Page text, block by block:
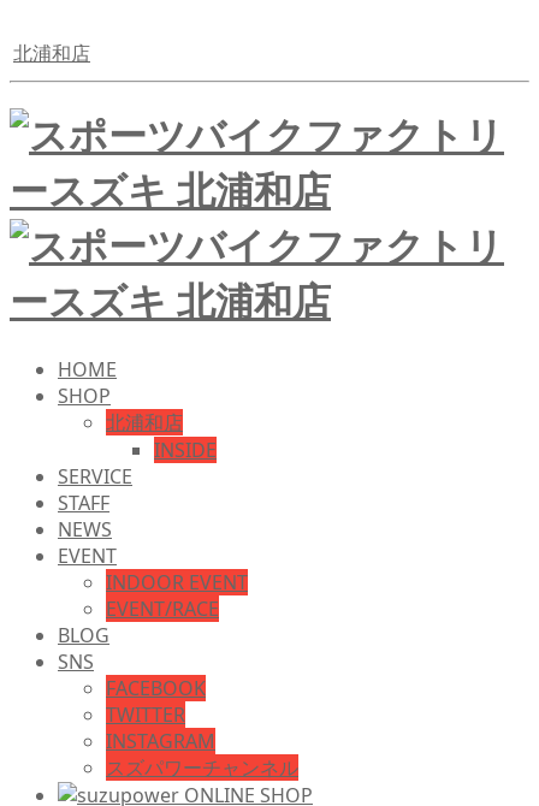
北浦和店
HOME
SHOP
北浦和店
INSIDE
SERVICE
STAFF
NEWS
EVENT
INDOOR EVENT
EVENT/RACE
BLOG
SNS
FACEBOOK
TWITTER
INSTAGRAM
スズパワーチャンネル